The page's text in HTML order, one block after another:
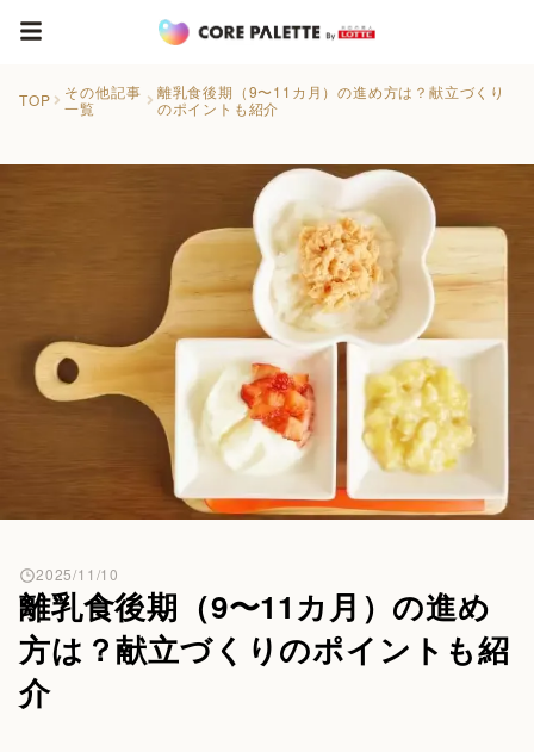
TOP
その他記事
一覧
離乳食後期（9〜11カ月）の進め方は？献立づくり
のポイントも紹介
離乳食後期（9〜11カ月）の進め
方は？献立づくりのポイントも紹
介
2025/11/10